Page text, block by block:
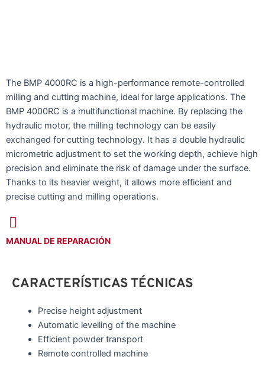
The BMP 4000RC is a high-performance remote-controlled
milling and cutting machine, ideal for large applications. The
BMP 4000RC is a multifunctional machine. By replacing the
hydraulic motor, the milling technology can be easily
exchanged for cutting technology. It has a double hydraulic
micrometric adjustment to set the working depth, achieve high
precision and eliminate the risk of damage under the surface.
Thanks to its heavier weight, it allows more efficient and
precise cutting and milling operations.
MANUAL DE REPARACIÓN
CARACTERÍSTICAS TÉCNICAS
Precise height adjustment
Automatic levelling of the machine
Efficient powder transport
Remote controlled machine